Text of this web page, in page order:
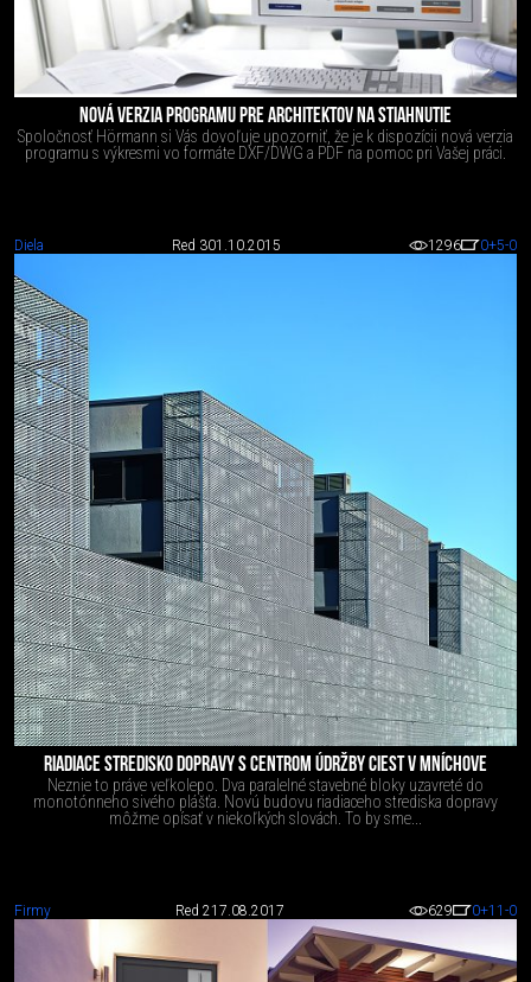
NOVÁ VERZIA PROGRAMU PRE ARCHITEKTOV NA STIAHNUTIE
Spoločnosť Hörmann si Vás dovoľuje upozorniť, že je k dispozícii nová verzia
programu s výkresmi vo formáte DXF/DWG a PDF na pomoc pri Vašej práci.
Diela Red 301.10.2015 1296 0+5-0
RIADIACE STREDISKO DOPRAVY S CENTROM ÚDRŽBY CIEST V MNÍCHOVE
Neznie to práve veľkolepo. Dva paralelné stavebné bloky uzavreté do
monotónneho sivého plášťa. Novú budovu riadiaceho strediska dopravy
môžme opísať v niekoľkých slovách. To by sme...
Firmy Red 217.08.2017 629 0+11 -0